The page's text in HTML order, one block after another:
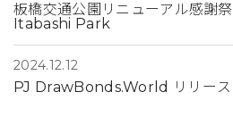
板橋交通公園リニューアル感謝
Itabashi Park
2024.12.12
PJ DrawBonds.World リリース